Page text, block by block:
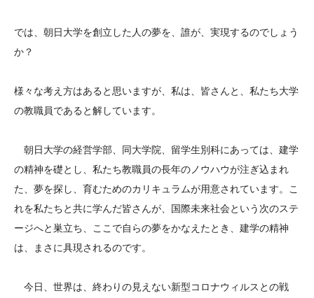
では、朝日大学を創立した人の夢を、誰が、実現するのでしょう
か？
様々な考え方はあると思いますが、私は、皆さんと、私たち大学
の教職員であると解しています。
朝日大学の経営学部、同大学院、留学生別科にあっては、建学
の精神を礎とし、私たち教職員の長年のノウハウが注ぎ込まれ
た、夢を探し、育むためのカリキュラムが用意されています。こ
れを私たちと共に学んだ皆さんが、国際未来社会という次のステ
ージへと巣立ち、ここで自らの夢をかなえたとき、建学の精神
は、まさに具現されるのです。
今日、世界は、終わりの見えない新型コロナウィルスとの戦